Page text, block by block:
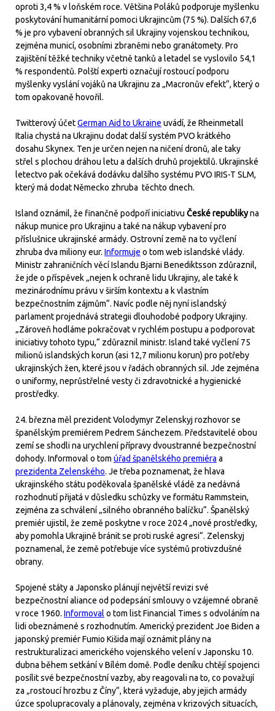
oproti 3,4 % v loňském roce. Většina Poláků podporuje myšlenku
poskytování humanitární pomoci Ukrajincům (75 %). Dalších 67,6
% je pro vybavení obranných sil Ukrajiny vojenskou technikou,
zejména municí, osobními zbraněmi nebo granátomety. Pro
zajištění těžké techniky včetně tanků a letadel se vyslovilo 54,1
% respondentů. Polští experti označují rostoucí podporu
myšlenky vyslání vojáků na Ukrajinu za „Macronův efekt“, který o
tom opakovaně hovořil.
Twitterový účetGerman Aid to Ukraine uvádí, že Rheinmetall
Italia chystá na Ukrajinu dodat další systém PVO krátkého
dosahu Skynex. Ten je určen nejen na ničení dronů, ale taky
střel s plochou dráhou letu a dalších druhů projektilů. Ukrajinské
letectvo pak očekává dodávku dalšího systému PVO IRIS-T SLM,
který má dodat Německo zhruba těchto dnech.
Island oznámil, že finančně podpoří iniciativu České republikyna
nákup munice pro Ukrajinu a také na nákup vybavení pro
příslušnice ukrajinské armády. Ostrovní země na to vyčlení
zhruba dva miliony eur. Informuje o tom web islandské vlády.
Ministr zahraničních věcí Islandu Bjarni Benediktsson zdůraznil,
že jde o příspěvek „nejen k ochraně lidu Ukrajiny, ale také k
mezinárodnímu právu v širším kontextu a k vlastním
bezpečnostním zájmům“. Navíc podle něj nyní islandský
parlament projednává strategii dlouhodobé podpory Ukrajiny.
„Zároveň hodláme pokračovat v rychlém postupu a podporovat
iniciativy tohoto typu,“ zdůraznil ministr. Island také vyčlení 75
milionů islandských korun (asi 12,7 milionu korun) pro potřeby
ukrajinských žen, které jsou v řadách obranných sil. Jde zejména
o uniformy, neprůstřelné vesty či zdravotnické a hygienické
prostředky.
24. března měl prezident Volodymyr Zelenskyj rozhovor se
španělským premiérem Pedrem Sánchezem. Představitelé obou
zemí se shodli na urychlení přípravy dvoustranné bezpečnostní
dohody. Informoval o tom úřad španělského premiéra a
prezidenta Zelenského. Je třeba poznamenat, že hlava
ukrajinského státu poděkovala španělské vládě za nedávná
rozhodnutí přijatá v důsledku schůzky ve formátu Rammstein,
zejména za schválení „silného obranného balíčku“. Španělský
premiér ujistil, že země poskytne v roce 2024 „nové prostředky,
aby pomohla Ukrajině bránit se proti ruské agresi“. Zelenskyj
poznamenal, že země potřebuje více systémů protivzdušné
obrany.
Spojené státy a Japonsko plánují největší revizi své
bezpečnostní aliance od podepsání smlouvy o vzájemné obraně
v roce 1960. Informoval o tom list Financial Times s odvoláním na
lidi obeznámené s rozhodnutím. Americký prezident Joe Biden a
japonský premiér Fumio Kišida mají oznámit plány na
restrukturalizaci amerického vojenského velení v Japonsku 10.
dubna během setkání v Bílém domě. Podle deníku chtějí spojenci
posílit své bezpečnostní vazby, aby reagovali na to, co považují
za „rostoucí hrozbu z Číny“, která vyžaduje, aby jejich armády
úzce spolupracovaly a plánovaly, zejména v krizových situacích,